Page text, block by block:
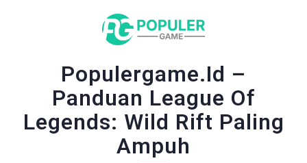
Populergame.id –
Panduan League Of
Legends: Wild Rift Paling
Ampuh